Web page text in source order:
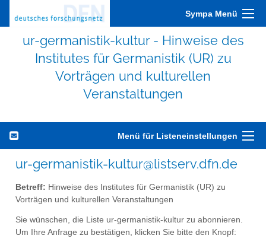
Sympa Menü
ur-germanistik-kultur - Hinweise des
Institutes für Germanistik (UR) zu
Vorträgen und kulturellen
Veranstaltungen
Menü für Listeneinstellungen
ur-germanistik-kultur@listserv.dfn.de
Betreff: Hinweise des Institutes für Germanistik (UR) zu
Vorträgen und kulturellen Veranstaltungen
Sie wünschen, die Liste ur-germanistik-kultur zu abonnieren.
Um Ihre Anfrage zu bestätigen, klicken Sie bitte den Knopf: